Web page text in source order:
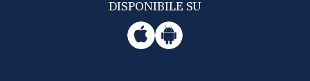
DISPONIBILE SU